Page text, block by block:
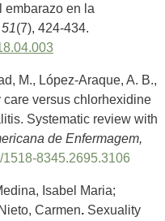
embarazo en la
(7), 424-434.
M., López-Araque, A. B.,
care versus chlorhexidine
Systematic review with
de Enfermagem,
8345.2695.3106
Isabel Maria;
Carmen. Sexuality